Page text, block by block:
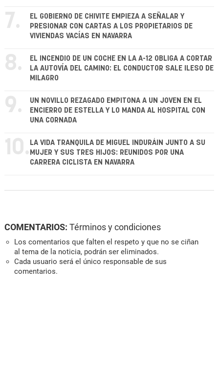
7.
EL GOBIERNO DE CHIVITE EMPIEZA A SEÑALAR Y
PRESIONAR CON CARTAS A LOS PROPIETARIOS DE
VIVIENDAS VACÍAS EN NAVARRA
8.
EL INCENDIO DE UN COCHE EN LA A-12 OBLIGA A CORTAR
LA AUTOVÍA DEL CAMINO: EL CONDUCTOR SALE ILESO DE
MILAGRO
9.
UN NOVILLO REZAGADO EMPITONA A UN JOVEN EN EL
ENCIERRO DE ESTELLA Y LO MANDA AL HOSPITAL CON
UNA CORNADA
10. LA VIDA TRANQUILA DE MIGUEL INDURÁIN JUNTO A SU
MUJER Y SUS TRES HIJOS: REUNIDOS POR UNA
CARRERA CICLISTA EN NAVARRA
COMENTARIOS: Términos y condiciones
Los comentarios que falten el respeto y que no se ciñan
al tema de la noticia, podrán ser eliminados.
Cada usuario será el único responsable de sus
comentarios.